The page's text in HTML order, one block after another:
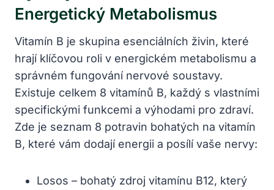
Energetický Metabolismus
Vitamín B je skupina esenciálních živin, které
hrají klíčovou roli v energickém metabolismu a
správném fungování nervové soustavy.
Existuje celkem 8 vitamínů B, každý s vlastními
specifickými funkcemi a výhodami pro zdraví.
Zde je seznam 8 potravin bohatých na vitamín
B, které vám dodají energii a posílí vaše nervy:
Losos – bohatý zdroj vitamínu B12, který